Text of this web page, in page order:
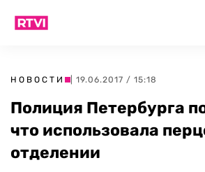
НОВОСТИ | 19.06.2017 / 15:18
Полиция Петербурга
что использовала
отделении